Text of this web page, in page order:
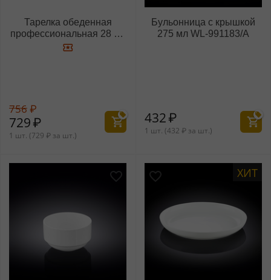
Тарелка обеденная
профессиональная 28 см
WL‑991181/A
756₽
729₽
1 шт. (729 ₽ за шт.)
Бульонница с крышкой
275 мл WL‑991183/A
432₽
1 шт. (432 ₽ за шт.)
ХИТ